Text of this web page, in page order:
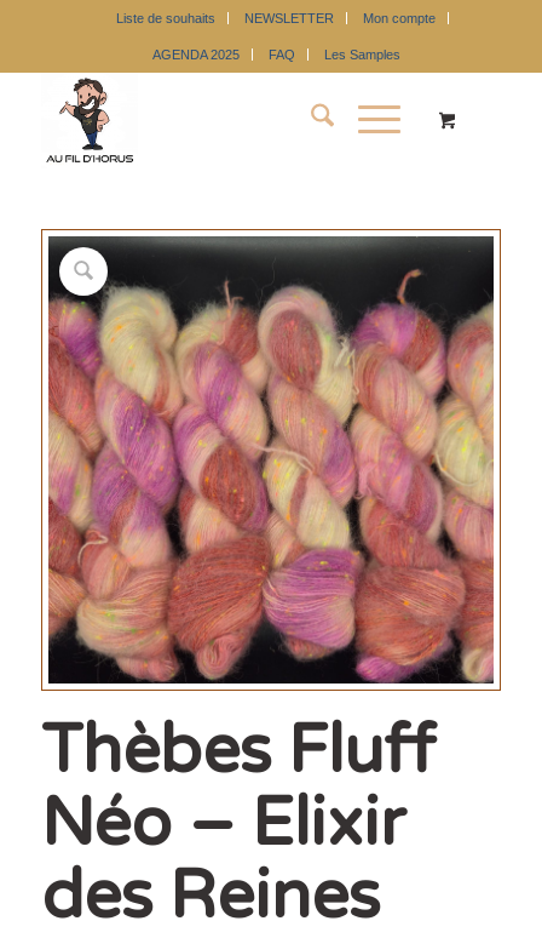
Liste de souhaits NEWSLETTER Mon compte
AGENDA 2025 FAQ Les Samples
Thèbes Fluff
Néo – Elixir
des Reines